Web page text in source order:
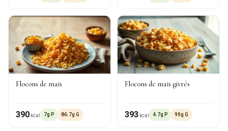
Flocons de maïs
390 kcal 7g P 86.7g G
Flocons de maïs givrés
393 kcal 4.7g P 90g G